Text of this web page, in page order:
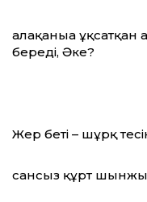
алақаныңа
береді, Әке?
Жер беті – шұрқ
сансыз құрт